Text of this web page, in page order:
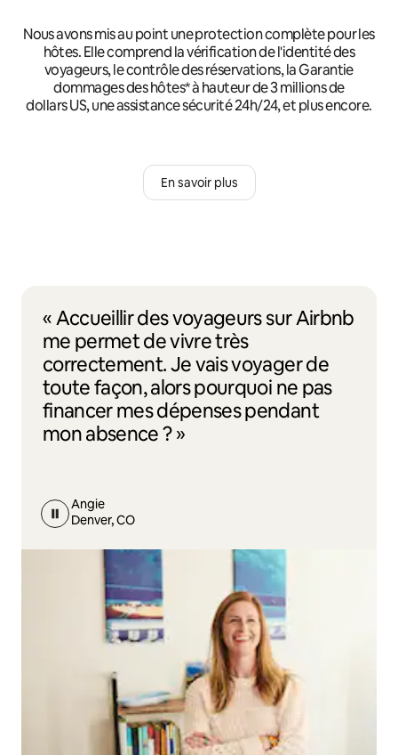
Nous avons mis au point une protection complète pour les
hôtes. Elle comprend la vérification de l'identité des
voyageurs, le contrôle des réservations, la Garantie
dommages des hôtes* à hauteur de 3 millions de
dollars US, une assistance sécurité 24h/24, et plus encore.
En savoir plus
« Accueillir des voyageurs sur Airbnb
me permet de vivre très
correctement. Je vais voyager de
toute façon, alors pourquoi ne pas
financer mes dépenses pendant
mon absence ? »
Angie
Denver, CO